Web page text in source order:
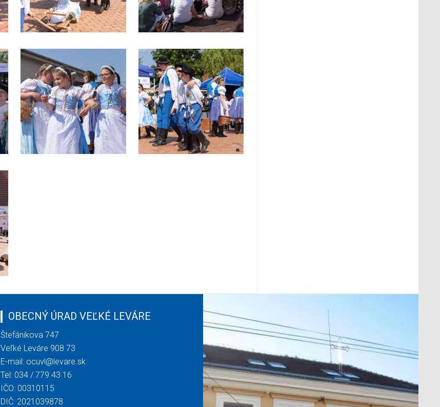
OBECNÝ ÚRAD VEĽKÉ LEVÁRE
Štefánikova 747
Veľké Leváre 908 73
E-mail: ocuvl@levare.sk
Tel: 034 / 779 43 16
IČO: 00310115
DIČ: 2021039878